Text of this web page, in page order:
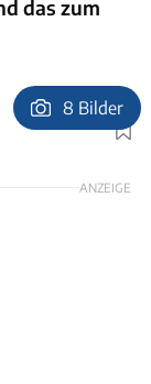
das zum
Foto: Ingolf Pompe
8 Bilder
ANZEIGE